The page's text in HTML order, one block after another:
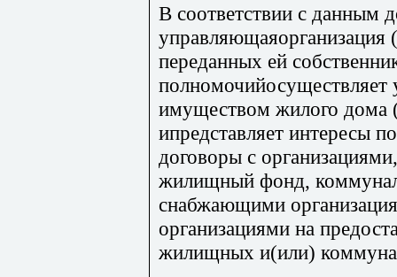
В соответствии с данным
управляющаяорганизация
переданных ей
имуществом жилого дома
ипредставляет интересы
договоры с
жилищный фонд,
снабжающими
организациями на
жилищных и(или)